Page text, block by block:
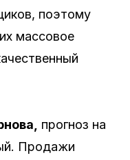
поэтому
массовое
прогноз на
Продажи